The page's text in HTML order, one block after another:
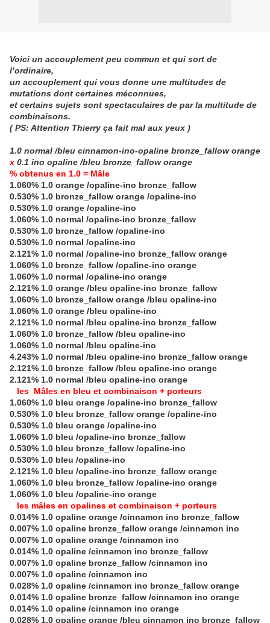
Voici un accouplement peu commun et qui sort de
l’ordinaire,
un accouplement qui vous donne une multitudes de
mutations dont certaines méconnues,
et certains sujets sont spectaculaires de par la multitude de
combinaisons.
( PS: Attention Thierry ça fait mal aux yeux )
1.0 normal /bleu cinnamon-ino-opaline bronze_fallow orange
x 0.1 ino opaline /bleu bronze_fallow orange
% obtenus en 1.0 = Mâle
1.060% 1.0 orange /opaline-ino bronze_fallow
0.530% 1.0 bronze_fallow orange /opaline-ino
0.530% 1.0 orange /opaline-ino
1.060% 1.0 normal /opaline-ino bronze_fallow
0.530% 1.0 bronze_fallow /opaline-ino
0.530% 1.0 normal /opaline-ino
2.121% 1.0 normal /opaline-ino bronze_fallow orange
1.060% 1.0 bronze_fallow /opaline-ino orange
1.060% 1.0 normal /opaline-ino orange
2.121% 1.0 orange /bleu opaline-ino bronze_fallow
1.060% 1.0 bronze_fallow orange /bleu opaline-ino
1.060% 1.0 orange /bleu opaline-ino
2.121% 1.0 normal /bleu opaline-ino bronze_fallow
1.060% 1.0 bronze_fallow /bleu opaline-ino
1.060% 1.0 normal /bleu opaline-ino
4.243% 1.0 normal /bleu opaline-ino bronze_fallow orange
2.121% 1.0 bronze_fallow /bleu opaline-ino orange
2.121% 1.0 normal /bleu opaline-ino orange
les Mâles en bleu et combinaison + porteurs
1.060% 1.0 bleu orange /opaline-ino bronze_fallow
0.530% 1.0 bleu bronze_fallow orange /opaline-ino
0.530% 1.0 bleu orange /opaline-ino
1.060% 1.0 bleu /opaline-ino bronze_fallow
0.530% 1.0 bleu bronze_fallow /opaline-ino
0.530% 1.0 bleu /opaline-ino
2.121% 1.0 bleu /opaline-ino bronze_fallow orange
1.060% 1.0 bleu bronze_fallow /opaline-ino orange
1.060% 1.0 bleu /opaline-ino orange
les mâles en opalines et combinaison + porteurs
0.014% 1.0 opaline orange /cinnamon ino bronze_fallow
0.007% 1.0 opaline bronze_fallow orange /cinnamon ino
0.007% 1.0 opaline orange /cinnamon ino
0.014% 1.0 opaline /cinnamon ino bronze_fallow
0.007% 1.0 opaline bronze_fallow /cinnamon ino
0.007% 1.0 opaline /cinnamon ino
0.028% 1.0 opaline /cinnamon ino bronze_fallow orange
0.014% 1.0 opaline bronze_fallow /cinnamon ino orange
0.014% 1.0 opaline /cinnamon ino orange
0.028% 1.0 opaline orange /bleu cinnamon ino bronze_fallow